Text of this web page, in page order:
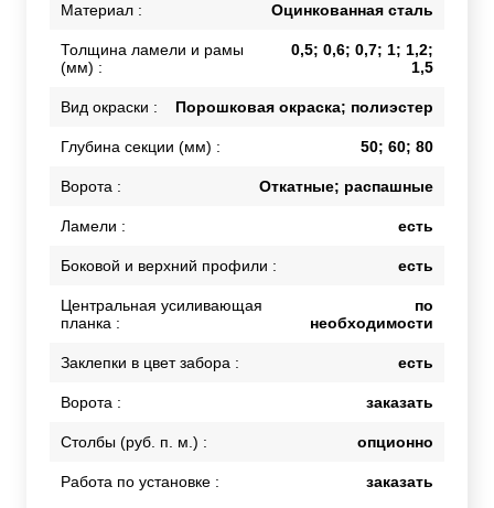
Материал : Оцинкованная сталь
Толщина ламели и рамы
(мм) :
0,5; 0,6; 0,7; 1; 1,2;
1,5
Вид окраски : Порошковая окраска; полиэстер
Глубина секции (мм) : 50; 60; 80
Ворота : Откатные; распашные
Ламели : есть
Боковой и верхний профили : есть
Центральная усиливающая
планка :
по
необходимости
Заклепки в цвет забора : есть
Ворота : заказать
Столбы (руб. п. м.) : опционно
Работа по установке : заказать